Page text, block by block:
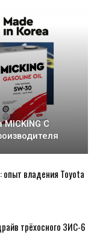
С
опыт владения Toyota
трёхосного ЗИС-6